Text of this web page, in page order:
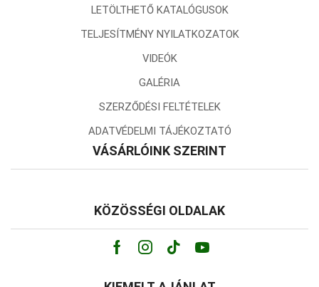
LETÖLTHETŐ KATALÓGUSOK
TELJESÍTMÉNY NYILATKOZATOK
VIDEÓK
GALÉRIA
SZERZŐDÉSI FELTÉTELEK
ADATVÉDELMI TÁJÉKOZTATÓ
VÁSÁRLÓINK SZERINT
KÖZÖSSÉGI OLDALAK
Facebook
Instagram
Tik-
tok
Youtube